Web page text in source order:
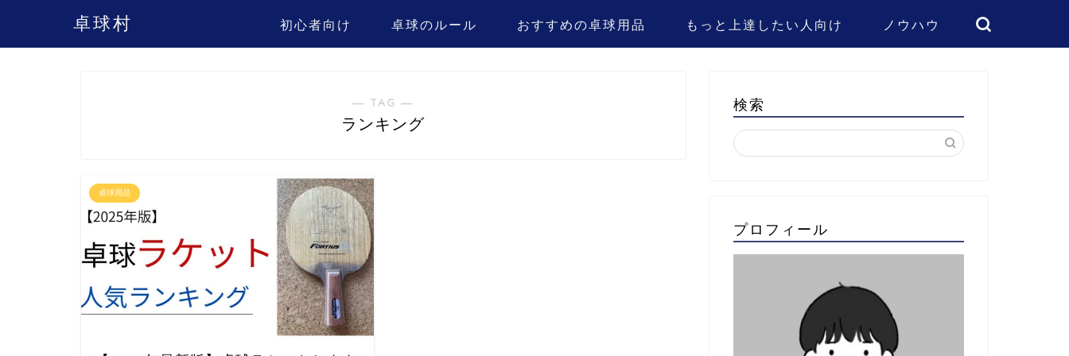
卓球村 初心者向け 卓球のルール おすすめの卓球用品 もっと上達したい人向け ノウハウ
― TAG ―
ランキング
卓球用品
検索
プロフィール